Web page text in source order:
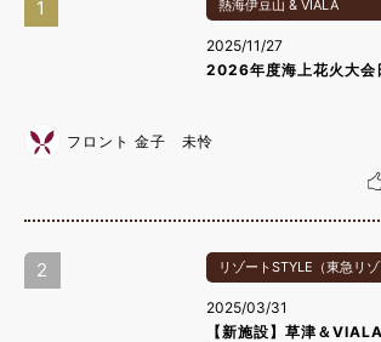
1 熱海伊豆山 & VIALA
2025/11/27
2026年度海上花火大会
フロント 金子 未怜
2 リゾートSTYLE（東急リゾ
2025/03/31
【新施設】草津＆